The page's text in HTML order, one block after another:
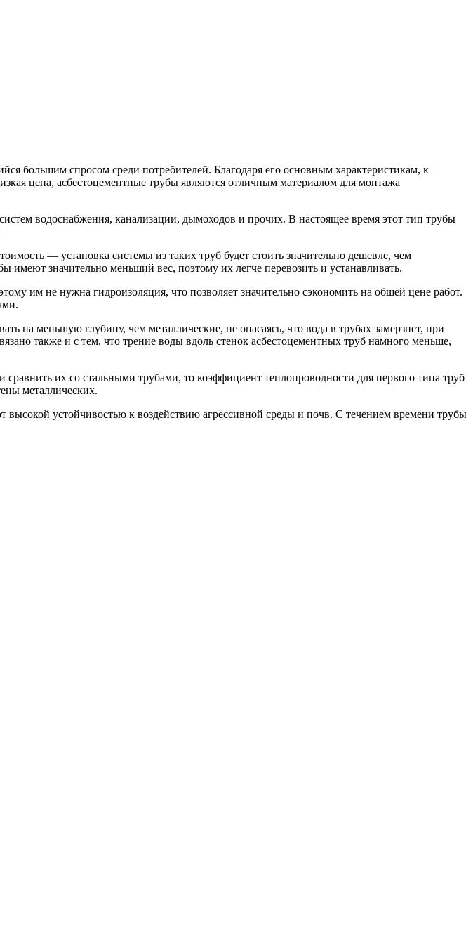
большим спросом среди потребителей. Благодаря его основным характеристикам, к
цена, асбестоцементные трубы являются отличным материалом для монтажа
водоснабжения, канализации, дымоходов и прочих. В настоящее время этот тип трубы
— установка системы из таких труб будет стоить значительно дешевле, чем
значительно меньший вес, поэтому их легче перевозить и устанавливать.
им не нужна гидроизоляция, что позволяет значительно сэкономить на общей цене работ.
на меньшую глубину, чем металлические, не опасаясь, что вода в трубах замерзнет, при
также и с тем, что трение воды вдоль стенок асбестоцементных труб намного меньше,
их со стальными трубами, то коэффициент теплопроводности для первого типа труб
металлических.
высокой устойчивостью к воздействию агрессивной среды и почв. С течением времени трубы